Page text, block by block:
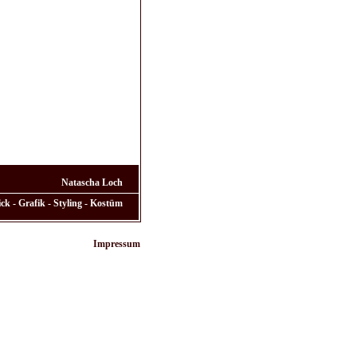
Natascha Loch
- Grafik - Styling - Kostüm
Impressum